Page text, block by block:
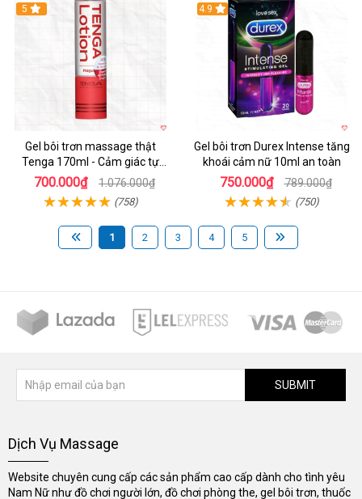
5
Gel bôi trơn massage thật
Tenga 170ml - Cảm giác tự
nhiên
700.000₫ 1.076.000₫
(758)
Hot
4.9
Gel bôi trơn Durex Intense tăng
khoái cảm nữ 10ml an toàn
750.000₫ 789.000₫
(750)
1 2 3 4 5
SUBMIT
Dịch Vụ Massage
Website chuyên cung cấp các sản phẩm cao cấp dành cho tình yêu
Nam Nữ như đồ chơi người lớn, đồ chơi phòng the, gel bôi trơn, thuốc